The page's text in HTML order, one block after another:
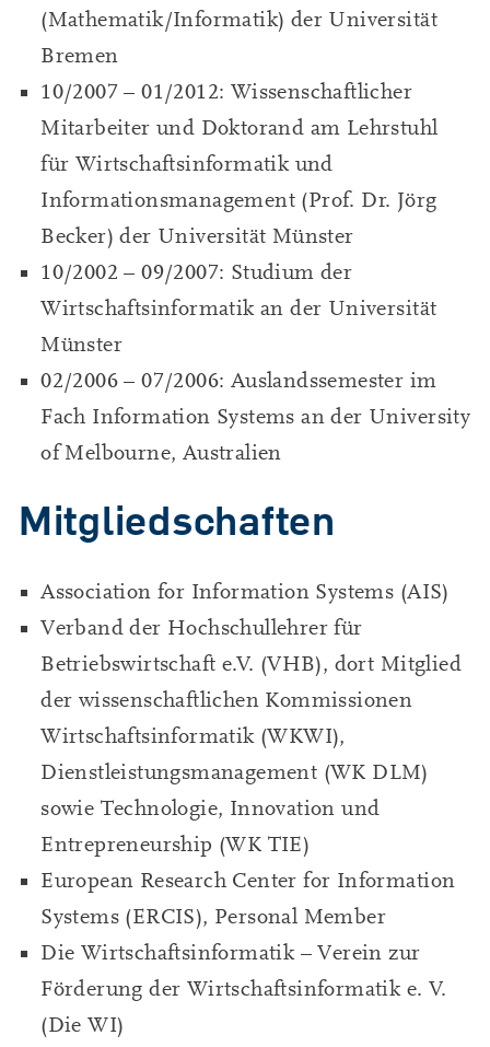
(Mathematik/Informatik) der Universität
Bremen
10/2007 – 01/2012: Wissenschaftlicher
Mitarbeiter und Doktorand am Lehrstuhl
für Wirtschaftsinformatik und
Informationsmanagement (Prof. Dr. Jörg
Becker) der Universität Münster
10/2002 – 09/2007: Studium der
Wirtschaftsinformatik an der Universität
Münster
02/2006 – 07/2006: Auslandssemester im
Fach Information Systems an der University
of Melbourne, Australien
Mitgliedschaften
Association for Information Systems (AIS)
Verband der Hochschullehrer für
Betriebswirtschaft e.V. (VHB), dort Mitglied
der wissenschaftlichen Kommissionen
Wirtschaftsinformatik (WKWI),
Dienstleistungsmanagement (WK DLM)
sowie Technologie, Innovation und
Entrepreneurship (WK TIE)
European Research Center for Information
Systems (ERCIS), Personal Member
Die Wirtschaftsinformatik – Verein zur
Förderung der Wirtschaftsinformatik e. V.
(Die WI)